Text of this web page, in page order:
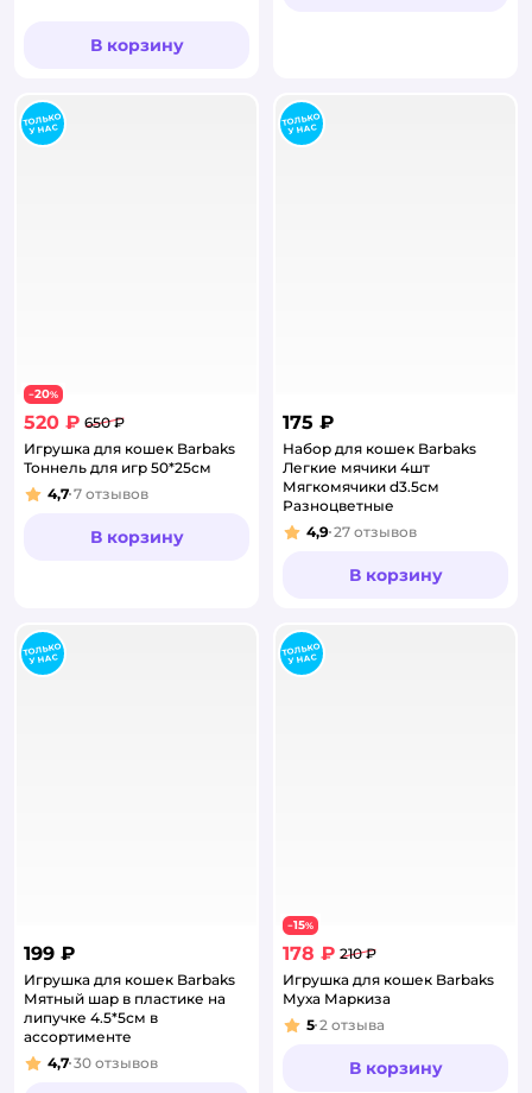
В корзину
−20%
520 ₽ 650 ₽
Игрушка для кошек Barbaks
Тоннель для игр 50*25см
Рейтинг:
4,7 7 отзывов
В корзину
175 ₽
Набор для кошек Barbaks
Легкие мячики 4шт
Мягкомячики d3.5см
Разноцветные
Рейтинг:
4,9 27 отзывов
В корзину
199 ₽
Игрушка для кошек Barbaks
Мятный шар в пластике на
липучке 4.5*5см в
ассортименте
Рейтинг:
4,7 30 отзывов
−15%
178 ₽ 210 ₽
Игрушка для кошек Barbaks
Муха Маркиза
Рейтинг:
5 2 отзыва
В корзину